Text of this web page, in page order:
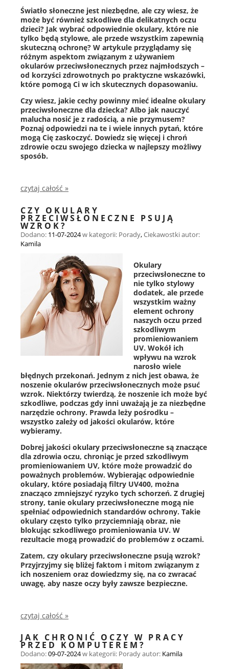
Światło słoneczne jest niezbędne, ale czy wiesz, że
może być również szkodliwe dla delikatnych oczu
dzieci? Jak wybrać odpowiednie okulary, które nie
tylko będą stylowe, ale przede wszystkim zapewnią
skuteczną ochronę? W artykule przyglądamy się
różnym aspektom związanym z używaniem
okularów przeciwsłonecznych przez najmłodszych –
od korzyści zdrowotnych po praktyczne wskazówki,
które pomogą Ci w ich skutecznych dopasowaniu.
Czy wiesz, jakie cechy powinny mieć idealne okulary
przeciwsłoneczne dla dziecka? Albo jak nauczyć
malucha nosić je z radością, a nie przymusem?
Poznaj odpowiedzi na te i wiele innych pytań, które
mogą Cię zaskoczyć. Dowiedz się więcej i chroń
zdrowie oczu swojego dziecka w najlepszy możliwy
sposób.
czytaj całość »
CZY OKULARY
PRZECIWSŁONECZNE PSUJĄ
WZROK?
Dodano: 11-07-2024w kategorii: Porady,Ciekawostkiautor:
Kamila
Okulary
przeciwsłoneczne to
nie tylko stylowy
dodatek, ale przede
wszystkim ważny
element ochrony
naszych oczu przed
szkodliwym
promieniowaniem
UV. Wokół ich
wpływu na wzrok
narosło wiele
błędnych przekonań. Jednym z nich jest obawa, że
noszenie okularów przeciwsłonecznych może psuć
wzrok. Niektórzy twierdzą, że noszenie ich może być
szkodliwe, podczas gdy inni uważają je za niezbędne
narzędzie ochrony. Prawda leży pośrodku –
wszystko zależy od jakości okularów, które
wybieramy.
Dobrej jakości okulary przeciwsłoneczne są znaczące
dla zdrowia oczu, chroniąc je przed szkodliwym
promieniowaniem UV, które może prowadzić do
poważnych problemów. Wybierając odpowiednie
okulary, które posiadają filtry UV400, można
znacząco zmniejszyć ryzyko tych schorzeń. Z drugiej
strony, tanie okulary przeciwsłoneczne mogą nie
spełniać odpowiednich standardów ochrony. Takie
okulary często tylko przyciemniają obraz, nie
blokując szkodliwego promieniowania UV. W
rezultacie mogą prowadzić do problemów z oczami.
Zatem, czy okulary przeciwsłoneczne psują wzrok?
Przyjrzyjmy się bliżej faktom i mitom związanym z
ich noszeniem oraz dowiedzmy się, na co zwracać
uwagę, aby nasze oczy były zawsze bezpieczne.
czytaj całość »
JAK CHRONIĆ OCZY W PRACY
PRZED KOMPUTEREM?
Dodano:09-07-2024w kategorii: Poradyautor: Kamila